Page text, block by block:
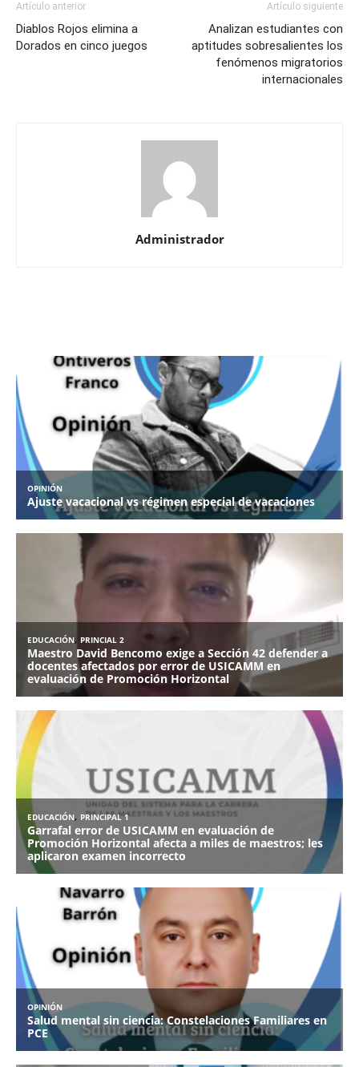
Artículo anterior
Diablos Rojos elimina a
Dorados en cinco juegos
Artículo siguiente
Analizan estudiantes con
aptitudes sobresalientes los
fenómenos migratorios
internacionales
Administrador